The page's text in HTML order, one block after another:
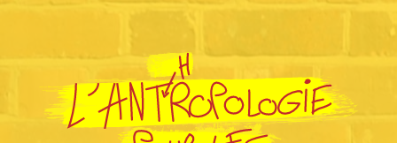
L'Anthropologie pour les Quiches